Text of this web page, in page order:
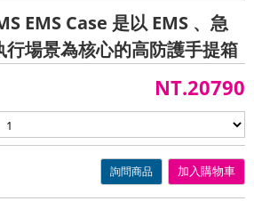
EMS Case 是以 EMS 、急
場景為核心的高防護手提箱
NT.20790
詢問商品 加入購物車